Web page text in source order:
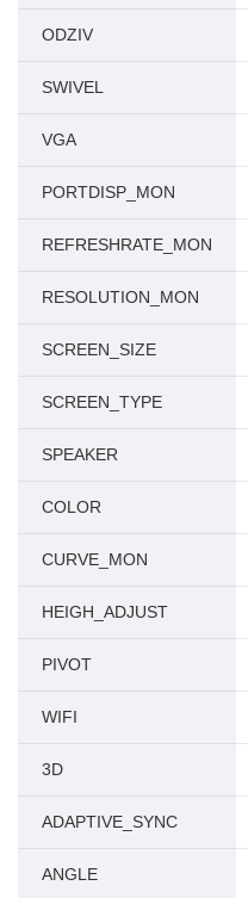
ODZIV
SWIVEL
VGA
PORTDISP_MON
REFRESHRATE_MON
RESOLUTION_MON
SCREEN_SIZE
SCREEN_TYPE
SPEAKER
COLOR
CURVE_MON
HEIGH_ADJUST
PIVOT
WIFI
3D
ADAPTIVE_SYNC
ANGLE